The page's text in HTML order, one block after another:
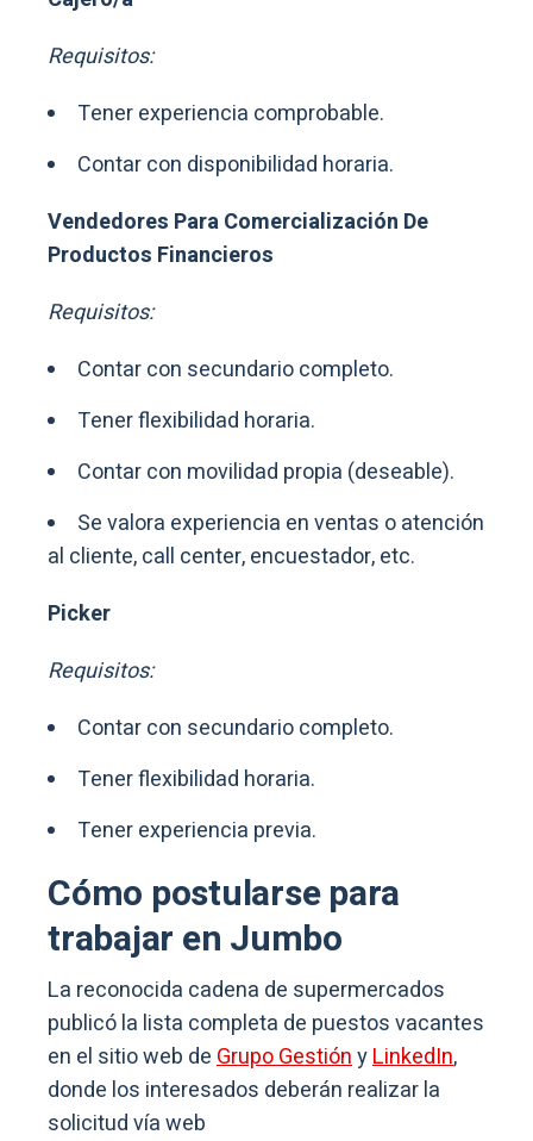
Requisitos:
Tener experiencia comprobable.
Contar con disponibilidad horaria.
Vendedores Para Comercialización De
Productos Financieros
Requisitos:
Contar con secundario completo.
Tener flexibilidad horaria.
Contar con movilidad propia (deseable).
Se valora experiencia en ventas o atención
al cliente, call center, encuestador, etc.
Picker
Requisitos:
Contar con secundario completo.
Tener flexibilidad horaria.
Tener experiencia previa.
Cómo postularse para
trabajar en Jumbo
La reconocida cadena de supermercados
publicó la lista completa de puestos vacantes
en el sitio web deGrupo GestiónyLinkedIn,
donde los interesados deberán realizar la
solicitud vía web